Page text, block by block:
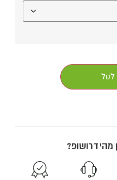
לסל
מהידרושופ?